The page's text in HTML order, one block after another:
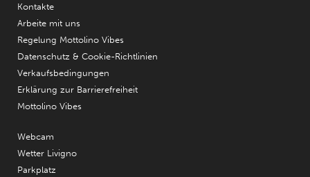
Kontakte
Arbeite mit uns
Regelung Mottolino Vibes
Datenschutz & Cookie-Richtlinien
Verkaufsbedingungen
Erklärung zur Barrierefreiheit
Mottolino Vibes
Webcam
Wetter Livigno
Parkplatz